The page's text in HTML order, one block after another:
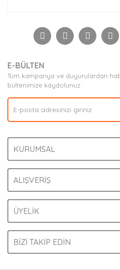
E-BÜLTEN
Tüm kampanya ve duyurulardan
bültenimize kaydolunuz.
KURUMSAL
ALIŞVERİŞ
ÜYELİK
BİZİ TAKİP EDİN